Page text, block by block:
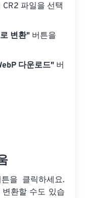
파일을 선택
변환" 버튼을
다운로드" 버
을 클릭하세요.
환할 수도 있습